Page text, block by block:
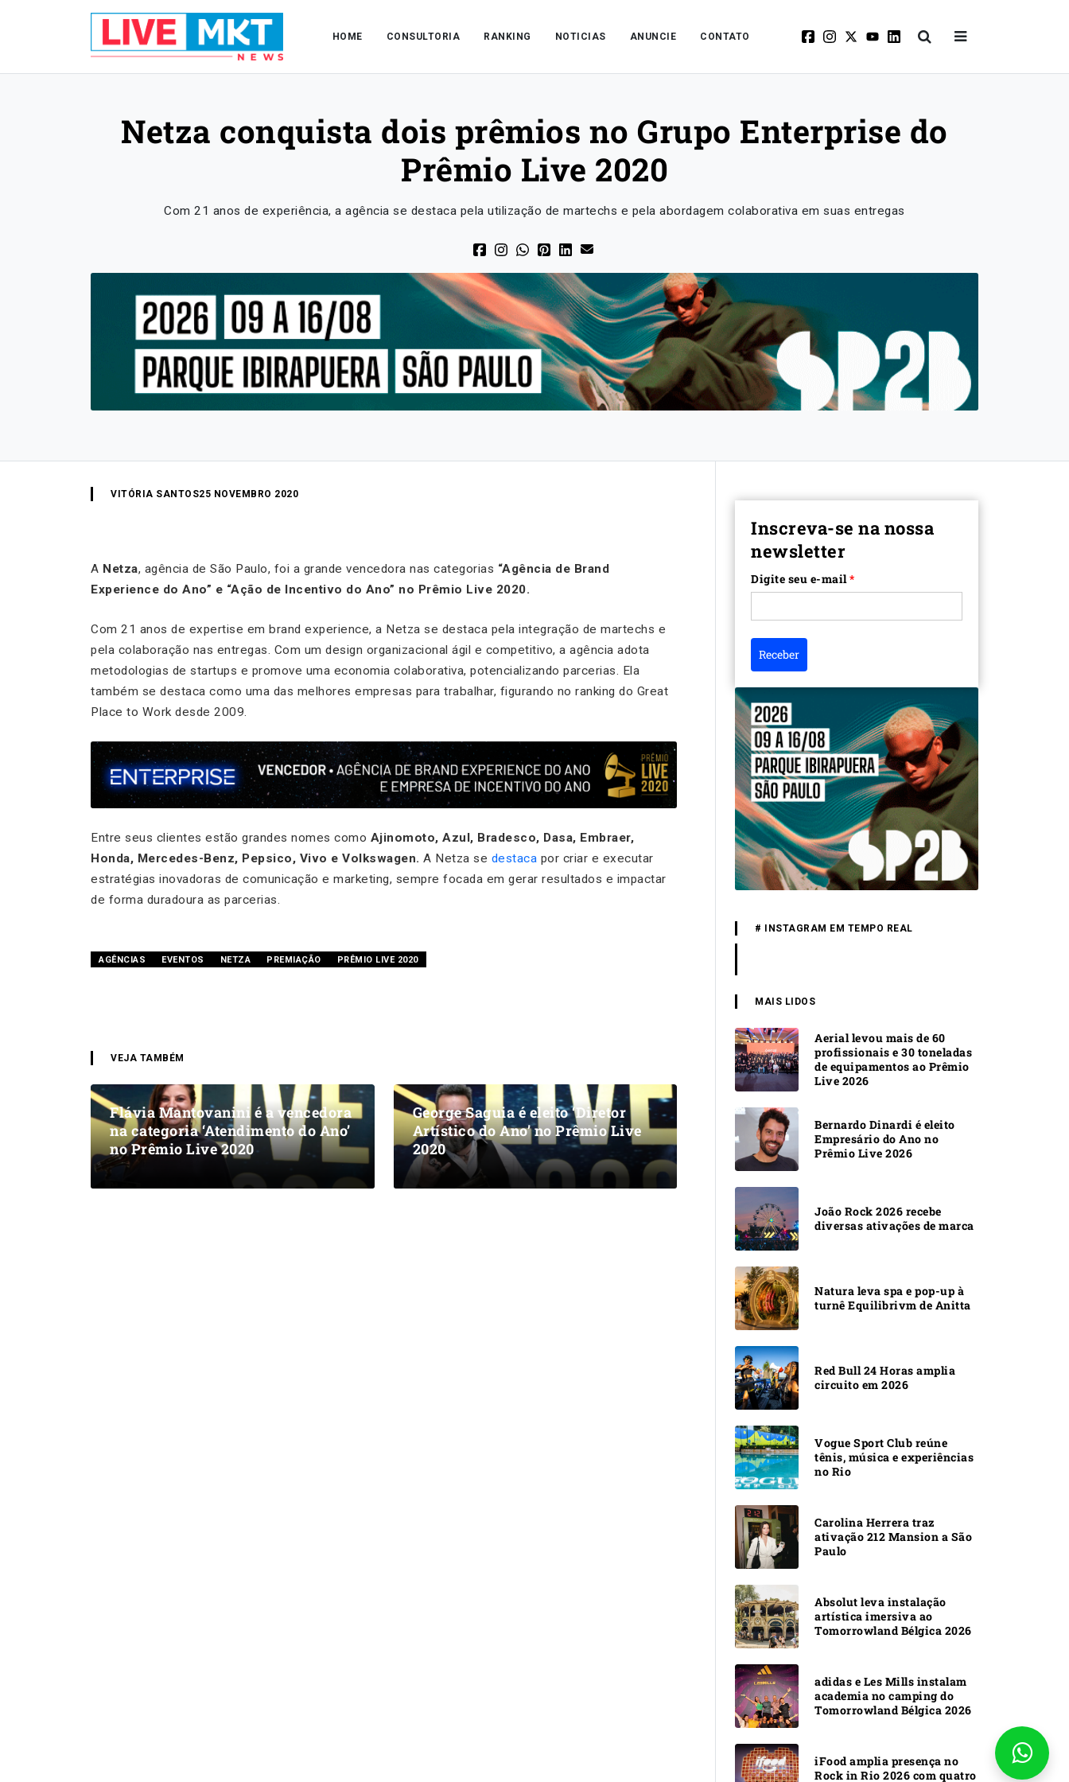
HOME CONSULTORIA RANKING NOTICIAS ANUNCIE CONTATO
Netza conquista dois prêmios no Grupo Enterprise do
Prêmio Live 2020
Com 21 anos de experiência, a agência se destaca pela utilização de martechs e pela abordagem colaborativa em suas entregas
VITÓRIA SANTOS25 NOVEMBRO 2020
A Netza, agência de São Paulo, foi a grande vencedora nas categorias “Agência de Brand
Experience do Ano” e “Ação de Incentivo do Ano” no Prêmio Live 2020.
Com 21 anos de expertise em brand experience, a Netza se destaca pela integração de martechs e
pela colaboração nas entregas. Com um design organizacional ágil e competitivo, a agência adota
metodologias de startups e promove uma economia colaborativa, potencializando parcerias. Ela
também se destaca como uma das melhores empresas para trabalhar, figurando no ranking do Great
Place to Workdesde 2009.
Entre seus clientes estão grandes nomes como Ajinomoto, Azul, Bradesco, Dasa, Embraer,
Honda, Mercedes-Benz, Pepsico, Vivo e Volkswagen. A Netza se destaca por criar e executar
estratégias inovadoras de comunicação e marketing, sempre focada em gerar resultados e impactar
de forma duradoura as parcerias.
AGÊNCIAS EVENTOS NETZA PREMIAÇÃO PRÊMIO LIVE 2020
VEJA TAMBÉM
Flávia Mantovanini é a vencedora
na categoria ‘Atendimento do Ano’
no Prêmio Live 2020
George Saguia é eleito ‘Diretor
Artístico do Ano’ no Prêmio Live
2020
Inscreva-se na nossa
newsletter
Digite seu e-mail*
Receber
# INSTAGRAM EM TEMPO REAL
MAIS LIDOS
Aerial levou mais de 60
profissionais e 30 toneladas
de equipamentos ao Prêmio
Live 2026
Bernardo Dinardi é eleito
Empresário do Ano no
Prêmio Live 2026
João Rock 2026 recebe
diversas ativações de marca
Natura leva spa e pop-up à
turnê Equilibrivm de Anitta
Red Bull 24 Horas amplia
circuito em 2026
Vogue Sport Club reúne
tênis, música e experiências
no Rio
Carolina Herrera traz
ativação 212 Mansion a São
Paulo
Absolut leva instalação
artística imersiva ao
Tomorrowland Bélgica 2026
adidas e Les Mills instalam
academia no camping do
Tomorrowland Bélgica 2026
iFood amplia presença no
Rock in Rio 2026 com quatro